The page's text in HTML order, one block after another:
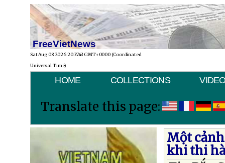
FreeVietNews
Sat Aug 08 2026 20:37:43 GMT+0000 (Coordinated
Universal Time)
HOME COLLECTIONS
Translate this page:
Một
khi thi